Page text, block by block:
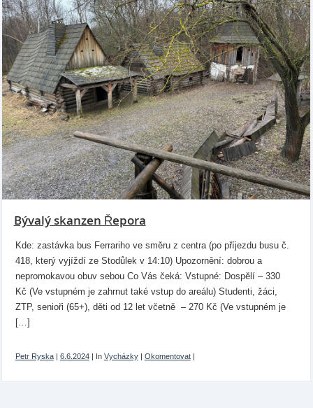
Bývalý skanzen Řepora
Kde: zastávka bus Ferrariho ve směru z centra (po příjezdu busu č.
418, který vyjíždí ze Stodůlek v 14:10) Upozornění: dobrou a
nepromokavou obuv sebou Co Vás čeká: Vstupné: Dospělí – 330
Kč (Ve vstupném je zahrnut také vstup do areálu) Studenti, žáci,
ZTP, senioři (65+), děti od 12 let včetně – 270 Kč (Ve vstupném je
[…]
Petr Ryska| 6.6.2024| In Vycházky| Okomentovat|